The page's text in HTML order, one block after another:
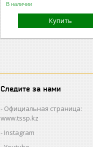
В наличии
Купить
Следите за нами
Официальная страница:
www.tssp.kz
Instagram